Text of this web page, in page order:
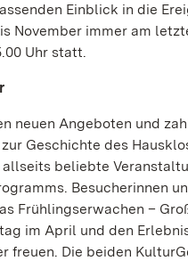
Einblick in die
November immer am
Uhr statt.
neuen Angeboten und
Geschichte des
allseits beliebte
Besucherinnen
Frühlingserwachen –
im April und den
freuen. Die beiden